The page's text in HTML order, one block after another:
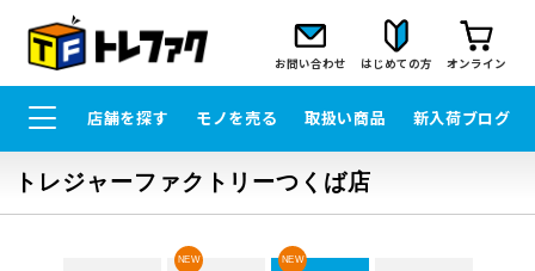
お問い合わせ はじめての方 オンライン
店舗を探す モノを売る 取扱い商品 新入荷ブログ
トレジャーファクトリーつくば店
NEW NEW